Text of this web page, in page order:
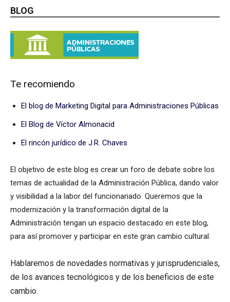
BLOG
Te recomiendo
El blog de Marketing Digital para Administraciones Públicas
El Blog de Víctor Almonacid
El rincón jurídico de J.R. Chaves
El objetivo de este blog es crear un foro de debate sobre los
temas de actualidad de la Administración Pública, dando valor
y visibilidad a la labor del funcionariado. Queremos que la
modernización y la transformación digital de la
Administración tengan un espacio destacado en este blog,
para así promover y participar en este gran cambio cultural.
Hablaremos de novedades normativas y jurisprudenciales,
de los avances tecnológicos y de los beneficios de este
cambio.